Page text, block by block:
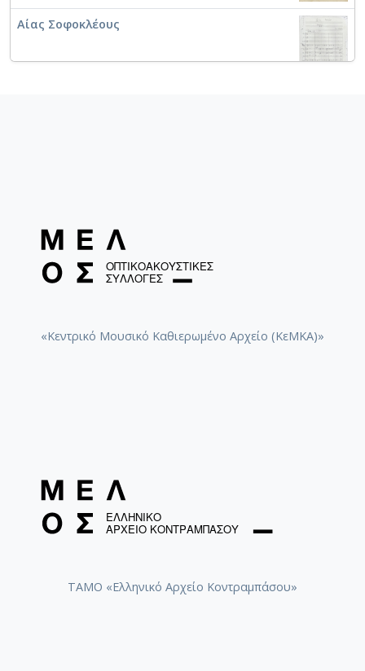
Αίας Σοφοκλέους
Ευριπίδη - Φοίνισσες [1960-05-01]
Ευριπίδη - Φοίνισσες: Πομπή και θρήνος της
Αντιγόνης [1960-01-14]
Antigone - Ballet [1950]
«Κεντρικό Μουσικό Καθιερωμένο Αρχείο (ΚεΜΚΑ)»
ΤΑΜΟ «Ελληνικό Αρχείο Κοντραμπάσου»